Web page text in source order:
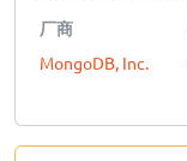
厂商
MongoDB, Inc.